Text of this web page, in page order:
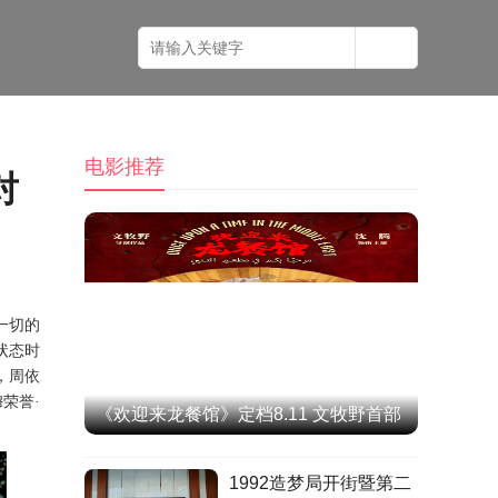
切的
态时
周依
誉·
电影推荐
《欢迎来龙餐馆》定档8.11 文牧野首部
1992造梦局开街暨第二